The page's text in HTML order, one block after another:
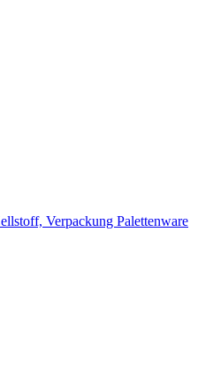
Verpackung Palettenware